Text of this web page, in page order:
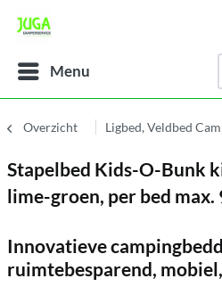
Menu
Overzicht Ligbed, Veldbed
Stapelbed Kids-O-Bunk
lime-groen, per bed max.
Innovatieve
ruimtebesparend,